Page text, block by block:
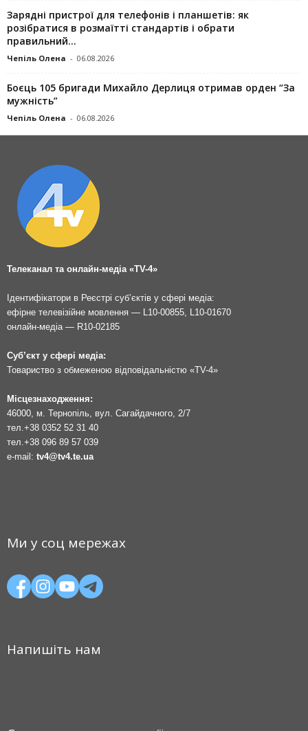
Зарядні пристрої для телефонів і планшетів: як
розібратися в розмаїтті стандартів і обрати
правильний...
Чепіль Олена - 06.08.2026
Боєць 105 бригади Михайло Дерлиця отримав орден “За
мужність”
Чепіль Олена - 06.08.2026
Телеканал та онлайн-медіа «TV-4»
Ідентифікатори в Реєстрі суб’єктів у сфері медіа:
ефірне телевізійне мовлення — L10-00855, L10-01670
онлайн-медіа — R10-02185
Суб’єкт у сфері медіа:
Товариство з обмеженою відповідальністю «TV-4»
Місцезнаходження:
46000, м. Тернопіль, вул. Сагайдачного, 2/7
тел. +38 0352 52 31 40
тел. +38 096 89 57 039
e-mail: tv4@tv4.te.ua
Ми у соц мережах
Напишіть нам